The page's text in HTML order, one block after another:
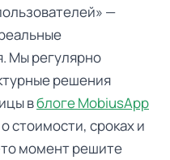
—
Мы регулярно
решения
вблоге MobiusApp
стоимости, сроках и
то момент решите